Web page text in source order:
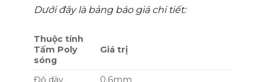
Dưới đây là bảng báo giá chi tiết:
Thuộc tính
Tấm Poly
sóng
Giá trị
Độ dày 0.6mm